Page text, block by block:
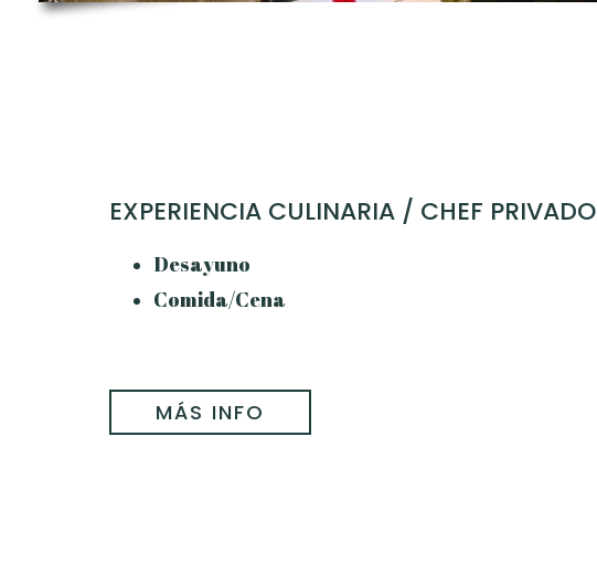
EXPERIENCIA CULINARIA / CHEF PRIVADO
Desayuno
Comida/Cena
MÁS INFO